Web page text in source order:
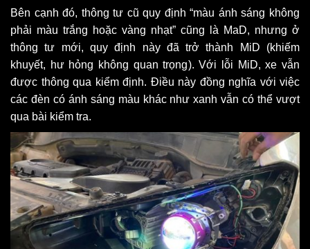
Bên cạnh đó, thông tư cũ quy định “màu ánh sáng không
phải màu trắng hoặc vàng nhạt” cũng là MaD, nhưng ở
thông tư mới, quy định này đã trở thành MiD (khiếm
khuyết, hư hỏng không quan trọng). Với lỗi MiD, xe vẫn
được thông qua kiểm định. Điều này đồng nghĩa với việc
các đèn có ánh sáng màu khác như xanh vẫn có thể vượt
qua bài kiểm tra.